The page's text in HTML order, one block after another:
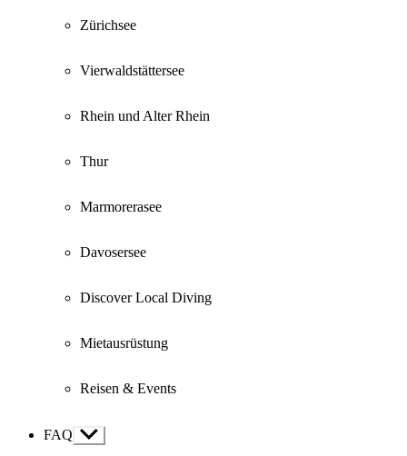
Zürichsee
Vierwaldstättersee
Rhein und Alter Rhein
Thur
Marmorerasee
Davosersee
Discover Local Diving
Mietausrüstung
Reisen & Events
FAQ Show
sub